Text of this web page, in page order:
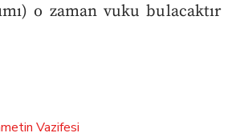
o zaman vuku bulacaktır
Vazifesi